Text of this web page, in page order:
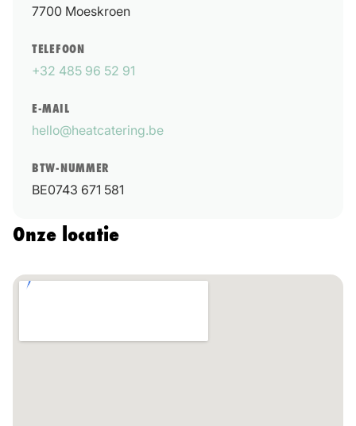
7700 Moeskroen
TELEFOON
+32 485 96 52 91
E-MAIL
hello@heatcatering.be
BTW-NUMMER
BE0743 671 581
Onze locatie